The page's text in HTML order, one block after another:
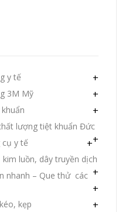
y tế +
3M Mỹ +
+
lượng tiệt khuẩn Đức
+
cụ y tế +
luồn, dây truyền dịch
+
nhanh – Que thử các
+
kẹp +